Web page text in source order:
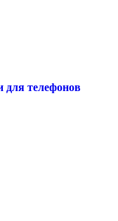
для телефонов